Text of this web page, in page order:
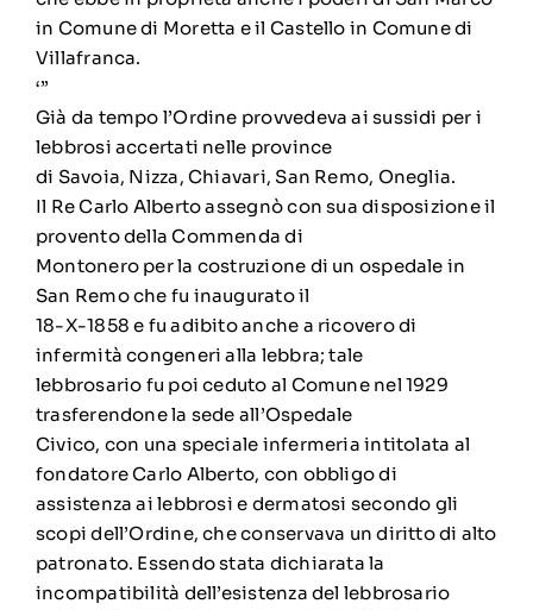
in Comune di Moretta e il Castello in Comune di
Villafranca.
‘”
Già da tempo l’Ordine provvedeva ai sussidi per i
lebbrosi accertati nelle province
di Savoia, Nizza, Chiavari, San Remo, Oneglia.
Il Re Carlo Alberto assegnò con sua disposizione il
provento della Commenda di
Montonero per la costruzione di un ospedale in
San Remo che fu inaugurato il
18-X-1858 e fu adibito anche a ricovero di
infermità congeneri alla lebbra; tale
lebbrosario fu poi ceduto al Comune nel 1929
trasferendone la sede all’Ospedale
Civico, con una speciale infermeria intitolata al
fondatore Carlo Alberto, con obbligo di
assistenza ai lebbrosi e dermatosi secondo gli
scopi dell’Ordine, che conservava un diritto di alto
patronato. Essendo stata dichiarata la
incompatibilità dell’esistenza del lebbrosario